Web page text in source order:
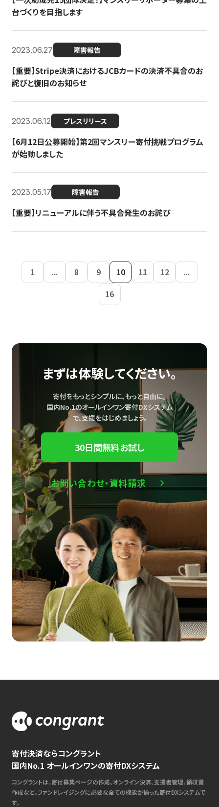
台づくりを目指します
2023.06.27 障害報告
【重要】Stripe決済におけるJCBカードの決済不具合のお
詫びと復旧のお知らせ
2023.06.12 プレスリリース
【6月12日公募開始】第2回マンスリー寄付挑戦プログラム
が始動しました
2023.05.17 障害報告
【重要】リニューアルに伴う不具合発生のお詫び
1 ... 8 9 10 11 12
...
16
まずは体験してください。
寄付をもっとシンプルに、もっと自由に。
国内No.1のオールインワン寄付DXシステム
で、支援をはじめましょう。
30日間無料お試し
お問い合わせ・資料請求
寄付決済ならコングラント
国内No.1 オールインワンの寄付DXシステム
コングラントは、寄付募集ページの作成、オンライン決済、支援者管理、領収書
作成など、ファンドレイジングに必要な全ての機能が揃った寄付DXシステムで
す。